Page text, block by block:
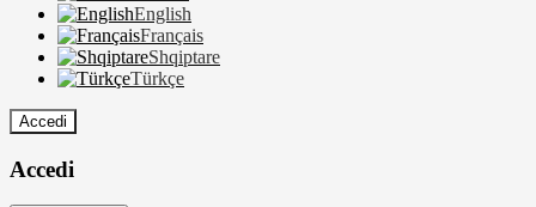
English
Français
Shqiptare
Türkçe
Accedi
Accedi